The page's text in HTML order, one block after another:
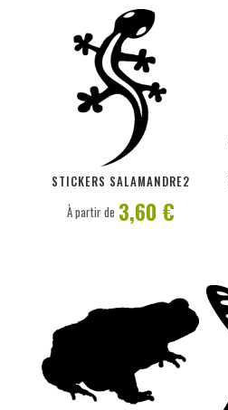
STICKERS SALAMANDRE2
PERSONNALISER
À partir de 3,60 €